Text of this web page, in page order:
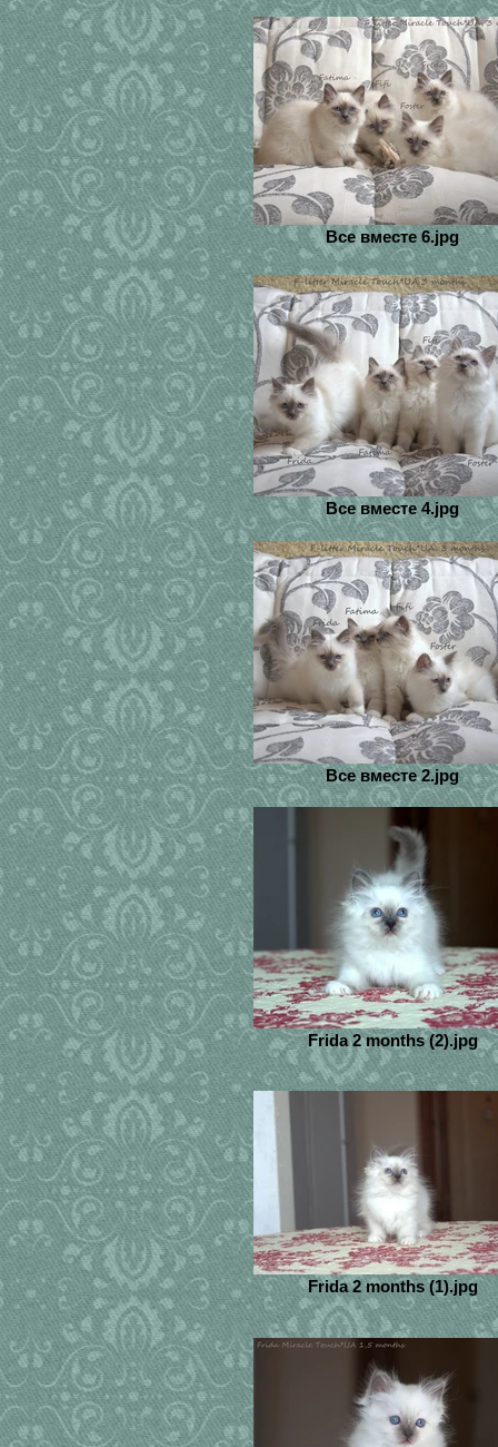
Все вместе 6.jpg
Все вместе 4.jpg
Все вместе 2.jpg
Frida 2 months (2).jpg
Frida 2 months (1).jpg